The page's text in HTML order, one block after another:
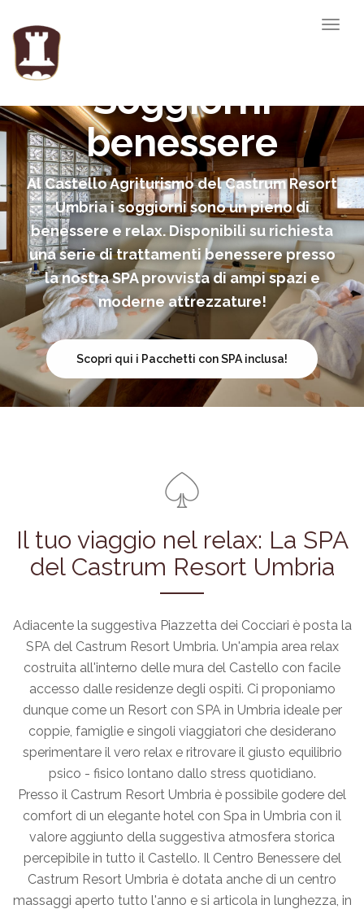
Resort & SPA -
Soggiorni
benessere
Al Castello Agriturismo del Castrum Resort
Umbria i soggiorni sono un pieno di
benessere e relax. Disponibili su richiesta
una serie di trattamenti benessere presso
la nostra SPA provvista di ampi spazi e
moderne attrezzature!
Scopri qui i Pacchetti con SPA inclusa!
Il tuo viaggio nel relax: La SPA
del Castrum Resort Umbria
Adiacente la suggestiva Piazzetta dei Cocciari è posta la
SPA del Castrum Resort Umbria. Un'ampia area relax
costruita all'interno delle mura del Castello con facile
accesso dalle residenze degli ospiti. Ci proponiamo
dunque come un Resort con SPA in Umbria ideale per
coppie, famiglie e singoli viaggiatori che desiderano
sperimentare il vero relax e ritrovare il giusto equilibrio
psico - fisico lontano dallo stress quotidiano.
Presso il Castrum Resort Umbria è possibile godere del
comfort di un elegante hotel con Spa in Umbria con il
valore aggiunto della suggestiva atmosfera storica
percepibile in tutto il Castello. Il Centro Benessere del
Castrum Resort Umbria è dotata anche di un centro
massaggi aperto tutto l'anno e si articola in lunghezza, in